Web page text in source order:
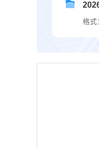
格式